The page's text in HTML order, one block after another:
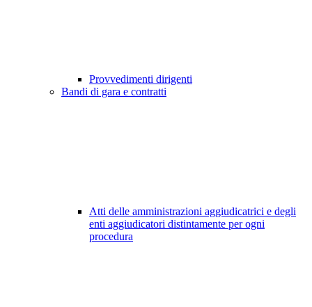
Provvedimenti dirigenti
Bandi di gara e contratti
Atti delle amministrazioni aggiudicatrici e degli
enti aggiudicatori distintamente per ogni
procedura